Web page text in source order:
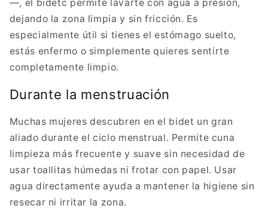
—, el bidetc permite lavarte con agua a presión,
dejando la zona limpia y sin fricción. Es
especialmente útil si tienes el estómago suelto,
estás enfermo o simplemente quieres sentirte
completamente limpio.
Durante la menstruación
Muchas mujeres descubren en el bidet un gran
aliado durante el ciclo menstrual. Permite cuna
limpieza más frecuente y suave sin necesidad de
usar toallitas húmedas ni frotar con papel. Usar
agua directamente ayuda a mantener la higiene sin
resecar ni irritar la zona.